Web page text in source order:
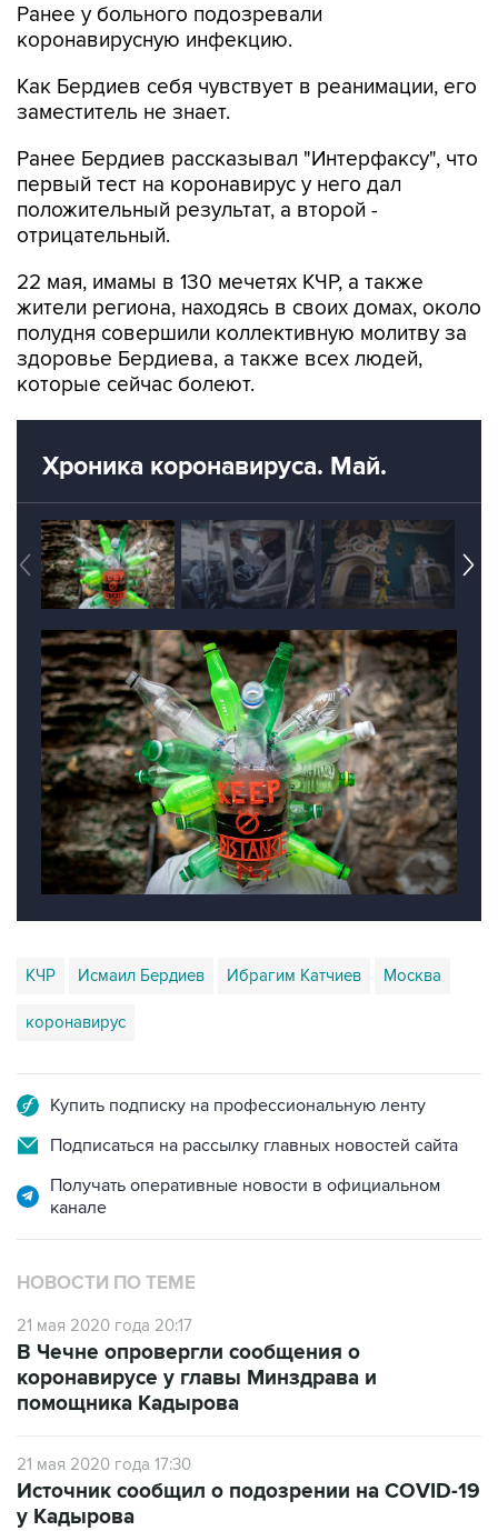
Ранее у больного подозревали
коронавирусную инфекцию.
Как Бердиев себя чувствует в реанимации, его
заместитель не знает.
Ранее Бердиев рассказывал "Интерфаксу", что
первый тест на коронавирус у него дал
положительный результат, а второй -
отрицательный.
22 мая, имамы в 130 мечетях КЧР, а также
жители региона, находясь в своих домах, около
полудня совершили коллективную молитву за
здоровье Бердиева, а также всех людей,
которые сейчас болеют.
Хроника коронавируса. Май.
КЧР Исмаил Бердиев Ибрагим Катчиев Москва
коронавирус
Купить подписку на профессиональную ленту
Подписаться на рассылку главных новостей сайта
Получать оперативные новости в официальном
канале
НОВОСТИ ПО ТЕМЕ
21 мая 2020 года 20:17
В Чечне опровергли сообщения о
коронавирусе у главы Минздрава и
помощника Кадырова
21 мая 2020 года 17:30
Источник сообщил о подозрении на COVID-19
у Кадырова